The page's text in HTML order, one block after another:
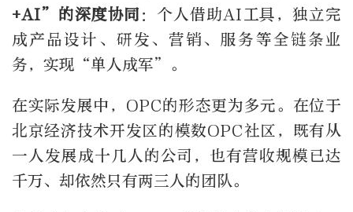
+AI”的深度协同 ：个人借助AI工具，独立完
成产品设计、研发、营销、服务等全链条业
务，实现“单人成军”。
在实际发展中，OPC的形态更为多元。在位于
北京经济技术开发区的模数OPC社区，既有从
一人发展成十几人的公司，也有营收规模已达
千万、却依然只有两三人的团队。